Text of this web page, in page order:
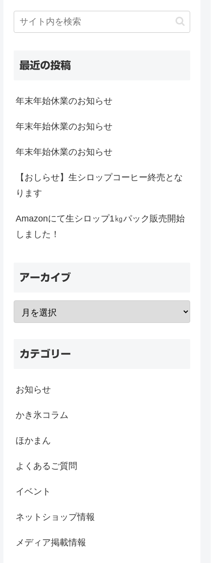
最近の投稿
年末年始休業のお知らせ
年末年始休業のお知らせ
年末年始休業のお知らせ
【おしらせ】生シロップコーヒー終売とな
ります
Amazonにて生シロップ1㎏パック販売開始
しました！
アーカイブ
カテゴリー
お知らせ
かき氷コラム
ほかまん
よくあるご質問
イベント
ネットショップ情報
メディア掲載情報